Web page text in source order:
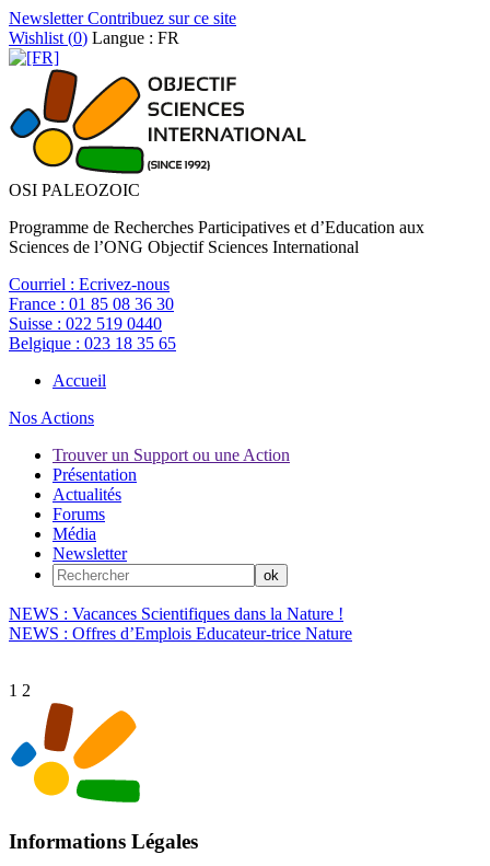
NewsletterContribuez sur ce site
Wishlist (0) Langue : FR
OSI PALEOZOIC
Programme de Recherches Participatives et d’Education aux
Sciences de l’ONG Objectif Sciences International
Courriel : Ecrivez-nous
France : 01 85 08 36 30
Suisse : 022 519 0440
Belgique : 023 18 35 65
Accueil
Nos Actions
Trouver un Support ou une Action
Présentation
Actualités
Forums
Média
Newsletter
NEWS : Vacances Scientifiques dans la Nature !
NEWS : Offres d’Emplois Educateur-trice Nature
1 2
Informations Légales